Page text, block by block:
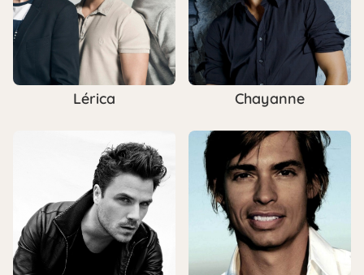
Lérica Chayanne